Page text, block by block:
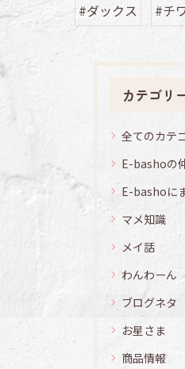
#ダックス #チ
カテゴリ
全てのカテ
E-bashoの
E-bashoに
マメ知識
メイ話
わんわーん
ブログネタ
お星さま
商品情報